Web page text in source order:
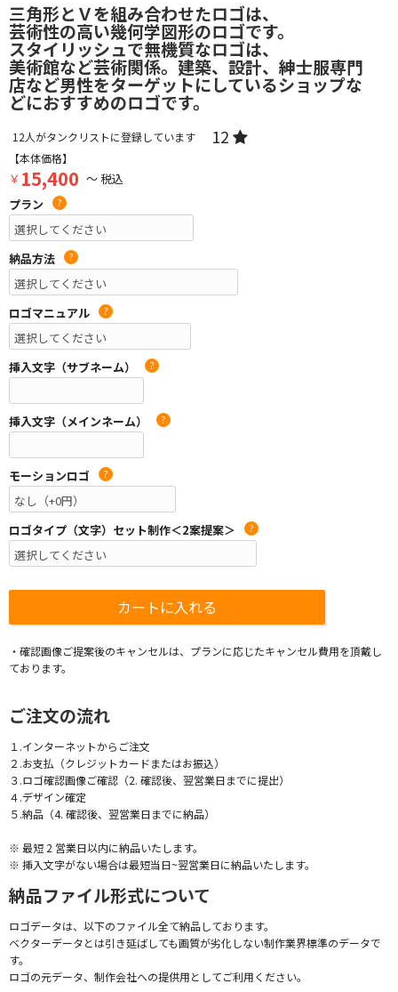
三角形とＶを組み合わせたロゴは、
芸術性の高い幾何学図形のロゴです。
スタイリッシュで無機質なロゴは、
美術館など芸術関係。建築、設計、紳士服専門
店など男性をターゲットにしているショップな
どにおすすめのロゴです。
12人がタンクリストに登録しています 12
【本体価格】
￥ 15,400 ～ 税込
プラン
?
納品方法 ?
ロゴマニュアル ?
挿入文字（サブネーム） ?
挿入文字（メインネーム） ?
モーションロゴ ?
ロゴタイプ（文字）セット制作＜2案提案＞ ?
・確認画像ご提案後のキャンセルは、プランに応じたキャンセル費用を頂戴し
ております。
ご注文の流れ
１.インターネットからご注文
２.お支払（クレジットカードまたはお振込）
３.ロゴ確認画像ご確認（2. 確認後、翌営業日までに提出）
４.デザイン確定
５.納品（4. 確認後、翌営業日までに納品）
※ 最短 2 営業日以内に納品いたします。
※ 挿入文字がない場合は最短当日~翌営業日に納品いたします。
納品ファイル形式について
ロゴデータは、以下のファイル全て納品しております。
ベクターデータとは引き延ばしても画質が劣化しない制作業界標準のデータで
す。
ロゴの元データ、制作会社への提供用としてご利用ください。